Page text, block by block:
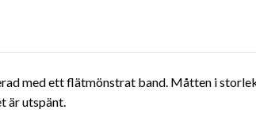
med ett flätmönstrat band. Måtten i
är utspänt.